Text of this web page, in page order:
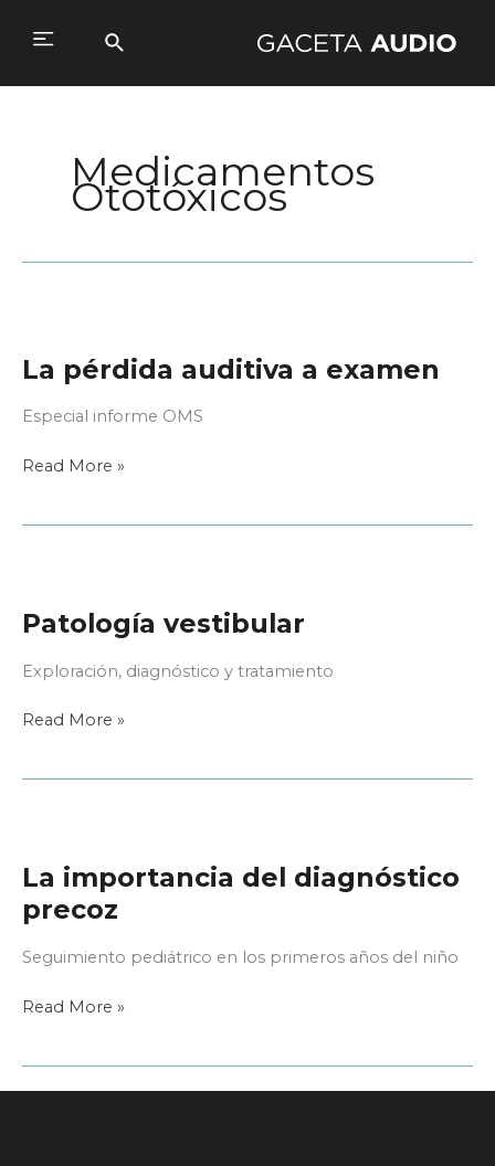
Buscar
Medicamentos
Ototóxicos
La pérdida auditiva a examen
Especial informe OMS
La
Read More »
Patología vestibular
Exploración, diagnóstico y tratamiento
Patología
Read More »
La importancia del diagnóstico
precoz
Seguimiento pediátrico en los primeros años del niño
La
Read More »